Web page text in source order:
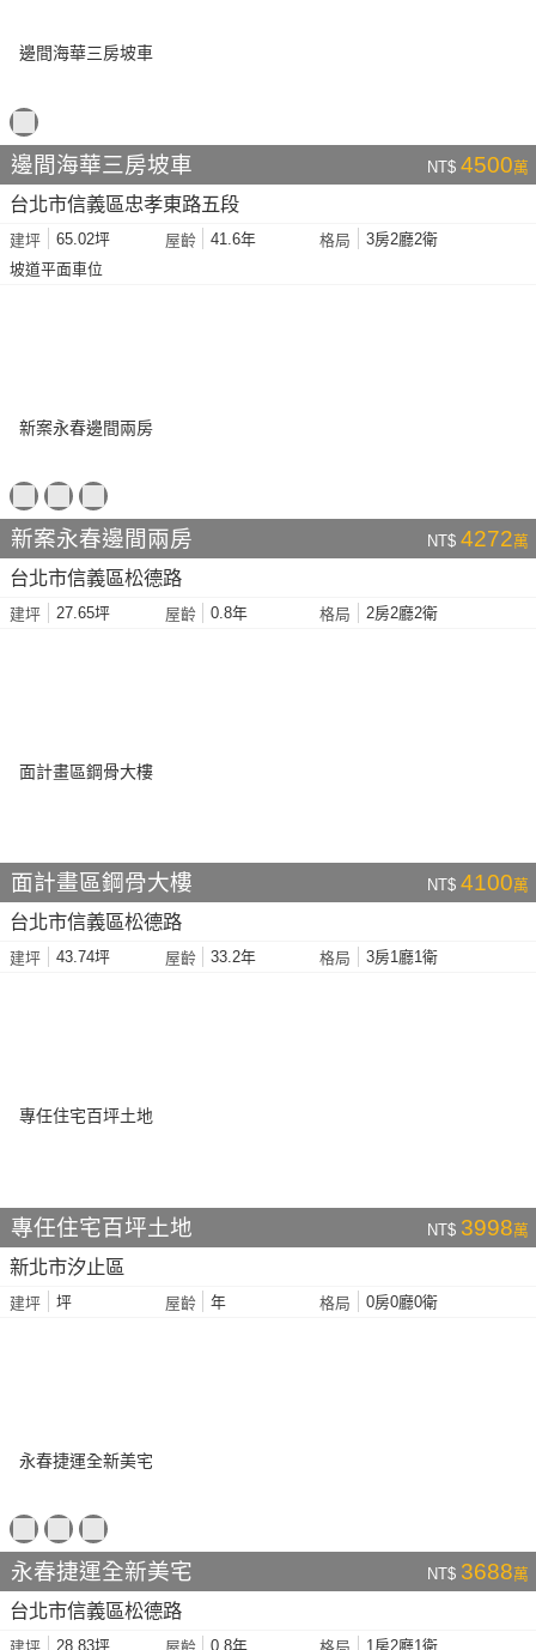
邊間海華三房坡車 NT$ 4500萬
台北市信義區忠孝東路五段
建坪 65.02坪 屋齡 41.6年 格局
3房2廳2衛
坡道平面車位
新案永春邊間兩房 NT$ 4272萬
台北市信義區松德路
建坪 27.65坪 屋齡 0.8年 格局 2房2廳2衛
面計畫區鋼骨大樓 NT$ 4100萬
台北市信義區松德路
建坪 43.74坪 屋齡 33.2年 格局 3房1廳1衛
專任住宅百坪土地 NT$ 3998萬
新北市汐止區
建坪 坪 屋齡 年 格局 0房0廳0衛
永春捷運全新美宅 NT$ 3688萬
台北市信義區松德路
28.83坪 0.8年 1房2廳1衛